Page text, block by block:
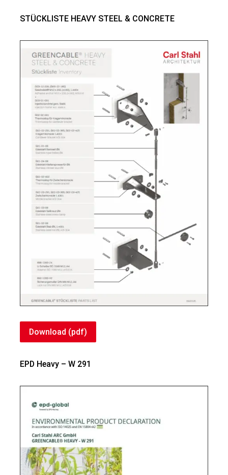
STÜCKLISTE HEAVY STEEL & CONCRETE
Download (pdf)
EPD Heavy – W 291